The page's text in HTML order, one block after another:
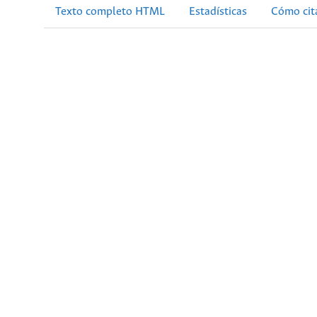
Texto completo HTML Estadísticas Cómo